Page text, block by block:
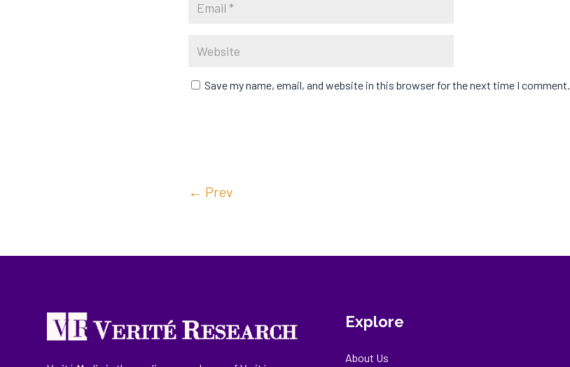
Save my name, email, and website in this browser for the next time I comment.
← Prev
Explore
About Us